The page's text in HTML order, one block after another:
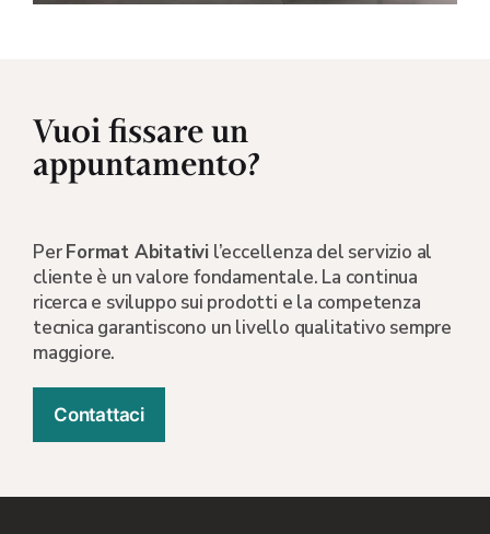
Vuoi fissare un
appuntamento?
PerFormat Abitativi l’eccellenza del servizio al
cliente è un valore fondamentale. La continua
ricerca e sviluppo sui prodotti e la competenza
tecnica garantiscono un livello qualitativo sempre
maggiore.
Contattaci